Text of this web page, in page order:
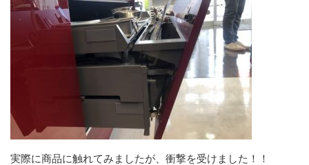
実際に商品に触れてみましたが、衝撃を受けました！！